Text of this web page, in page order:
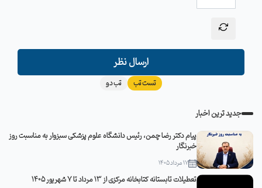
ارسال نظر
تست تب تب دو
جدید ترین اخبار
پیام دکتر رضا چمن، رئیس دانشگاه علوم پزشکی سبزوار به مناسبت روز
خبرنگار
17 مرداد 1405
تعطیلات تابستانه کتابخانه مرکزی از 13 مرداد تا 7 شهریور 1405